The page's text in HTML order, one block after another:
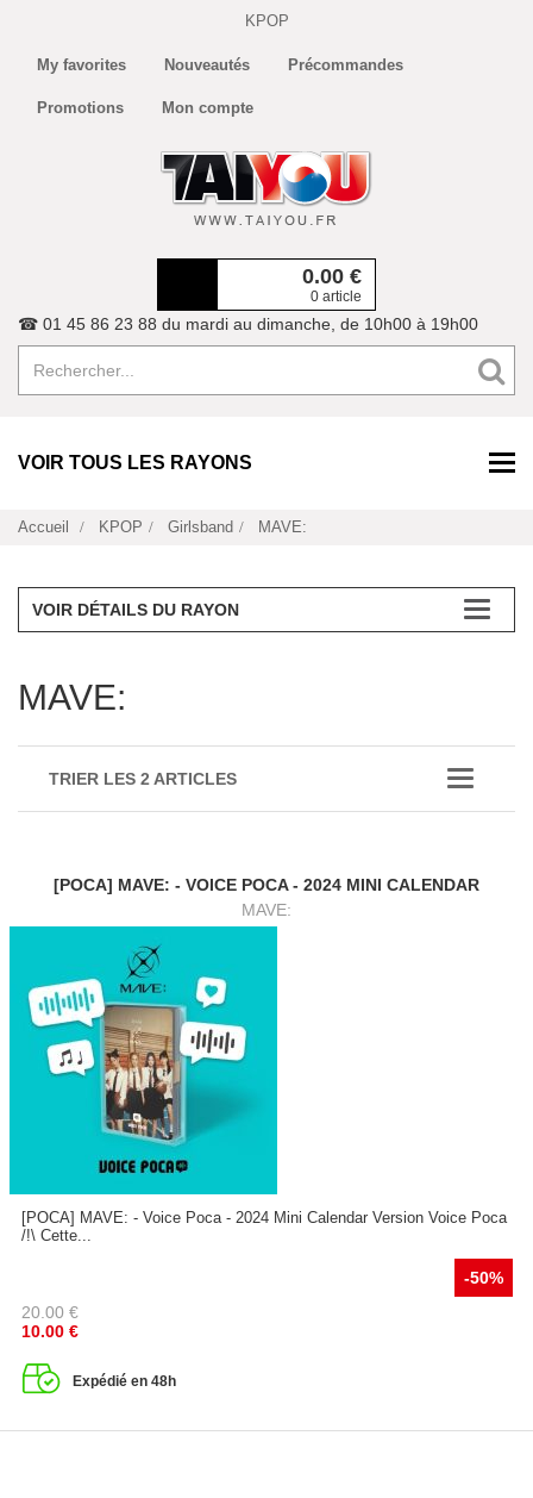
KPOP
My favorites Nouveautés Précommandes
Promotions Mon compte
0.00 €
0 article
☎ 01 45 86 23 88 du mardi au dimanche, de 10h00 à 19h00
VOIR TOUS LES RAYONS
Accueil KPOP Girlsband MAVE:
VOIR DÉTAILS DU RAYON
MAVE:
TRIER LES 2 ARTICLES
[POCA] MAVE: - VOICE POCA - 2024 MINI CALENDAR
MAVE:
[POCA] MAVE: - Voice Poca - 2024 Mini Calendar Version Voice Poca
/!\ Cette...
-50%
20.00 €
10.00 €
Expédié en 48h